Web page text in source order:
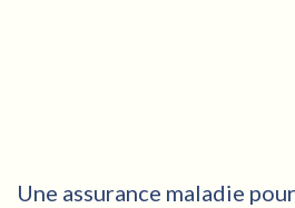
Une assurance maladie